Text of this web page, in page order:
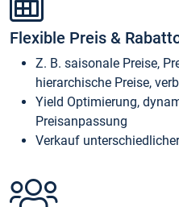
Flexible Preis &
Z. B. saisonale Preise,
hierarchische Preise,
Yield Optimierung,
Preisanpassung
Verkauf